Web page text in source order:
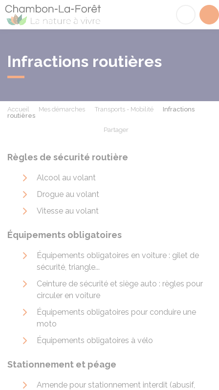
Infractions routières
Accueil Mes démarches Transports - Mobilité
Infractions
routières
Partager
Règles de sécurité routière
Alcool au volant
Drogue au volant
Vitesse au volant
Équipements obligatoires
Équipements obligatoires en voiture : gilet de
sécurité, triangle...
Ceinture de sécurité et siège auto : règles pour
circuler en voiture
Équipements obligatoires pour conduire une
moto
Équipements obligatoires à vélo
Stationnement et péage
Amende pour stationnement interdit (abusif,